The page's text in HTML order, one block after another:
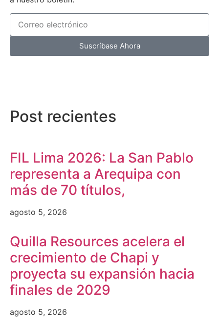
Suscríbase Ahora
Post recientes
FIL Lima 2026: La San Pablo
representa a Arequipa con
más de 70 títulos,
agosto 5, 2026
Quilla Resources acelera el
crecimiento de Chapi y
proyecta su expansión hacia
finales de 2029
agosto 5, 2026